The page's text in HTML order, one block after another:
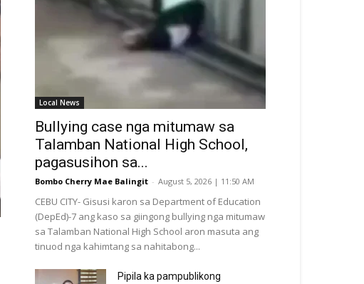
Local News
Bullying case nga mitumaw sa
Talamban National High School,
pagasusihon sa...
Bombo Cherry Mae Balingit - August 5, 2026 | 11:50 AM
CEBU CITY- Gisusi karon sa Department of Education
(DepEd)-7 ang kaso sa giingong bullying nga mitumaw
sa Talamban National High School aron masuta ang
tinuod nga kahimtang sa nahitabong...
Pipila ka pampublikong